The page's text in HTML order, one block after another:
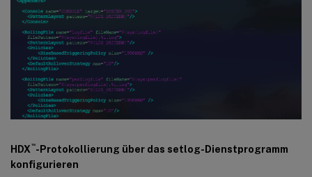
HDX ™-Protokollierung über das setlog-Dienstprogramm
konfigurieren